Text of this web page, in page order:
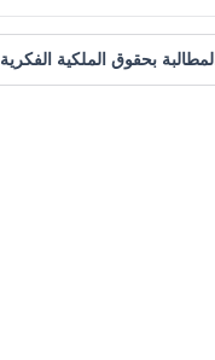
المطالبة بحقوق الملكية الفكرية